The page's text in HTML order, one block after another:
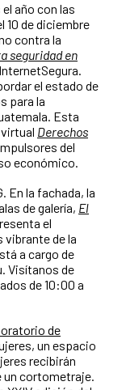
año con las
10 de diciembre
contra la
seguridad en
el estado de
para la
Esta
Derechos
del
económico.
En la fachada, la
de galería, El
el
vibrante de la
a cargo de
Visítanos de
de 10:00 a
de
un espacio
recibirán
un cortometraje.